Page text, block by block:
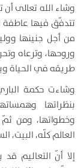
وشاء الله تعالى أن
تتدفّق فيها عاطفة
من أجل جنينها
وروحها، وترعاه
طريقه في الحياة
وشاءت حكمة
بنظراتها
وخطواتها، ومن ثمّ
العالم كلّه، البيت،
إلا أنّ التعاليم